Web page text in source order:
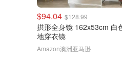
$94.04 $128.99
拱形全身镜 162x53cm 白
地穿衣镜
Amazon澳洲亚马逊